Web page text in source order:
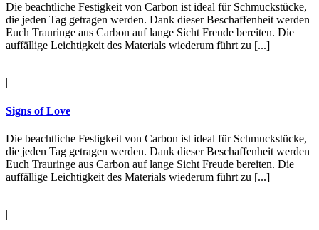
Die beachtliche Festigkeit von Carbon ist ideal für Schmuckstücke,
die jeden Tag getragen werden. Dank dieser Beschaffenheit werden
Euch Trauringe aus Carbon auf lange Sicht Freude bereiten. Die
auffällige Leichtigkeit des Materials wiederum führt zu [...]
|
Signs of Love
Die beachtliche Festigkeit von Carbon ist ideal für Schmuckstücke,
die jeden Tag getragen werden. Dank dieser Beschaffenheit werden
Euch Trauringe aus Carbon auf lange Sicht Freude bereiten. Die
auffällige Leichtigkeit des Materials wiederum führt zu [...]
|